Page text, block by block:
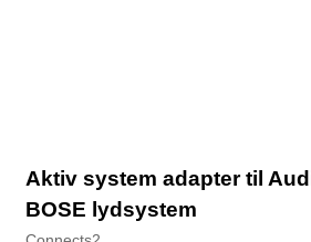
Aktiv system adapter til
BOSE lydsystem